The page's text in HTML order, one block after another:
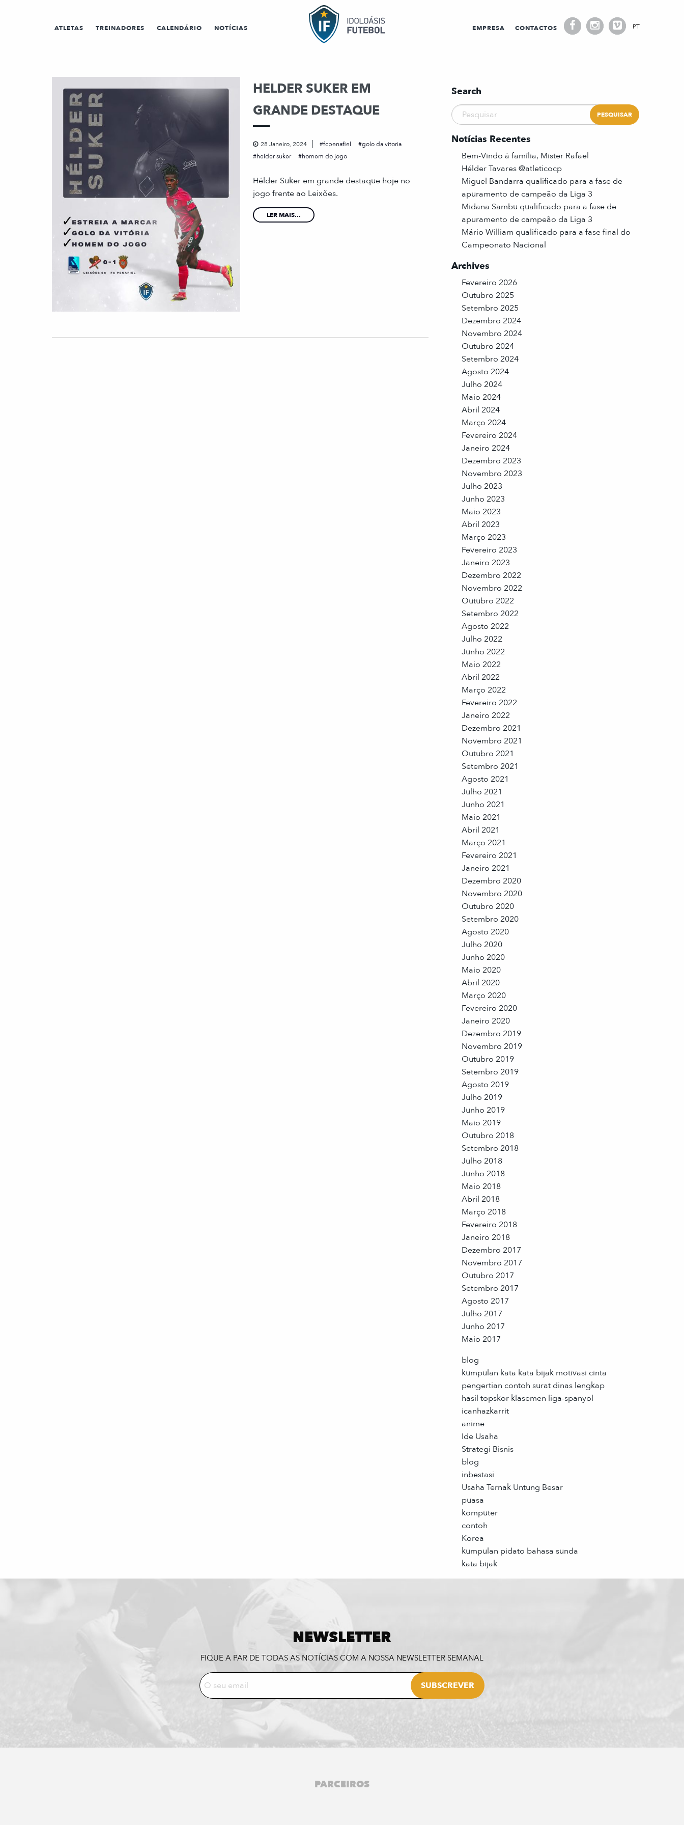
ATLETAS TREINADORES CALENDÁRIO NOTÍCIAS EMPRESA CONTACTOS PT
HELDER SUKER EM
GRANDE DESTAQUE
28 Janeiro, 2024 fcpenafiel
golo da vitoria
helder suker
homem do jogo
Hélder Suker em grande destaque hoje no
jogo frente ao Leixões.
LER MAIS...
Search
Notícias Recentes
Bem-Vindo à família, Mister Rafael
Hélder Tavares @atleticocp
Miguel Bandarra qualificado para a fase de
apuramento de campeão da Liga 3
Midana Sambu qualificado para a fase de
apuramento de campeão da Liga 3
Mário William qualificado para a fase final do
Campeonato Nacional
Archives
Fevereiro 2026
Outubro 2025
Setembro 2025
Dezembro 2024
Novembro 2024
Outubro 2024
Setembro 2024
Agosto 2024
Julho 2024
Maio 2024
Abril 2024
Março 2024
Fevereiro 2024
Janeiro 2024
Dezembro 2023
Novembro 2023
Julho 2023
Junho 2023
Maio 2023
Abril 2023
Março 2023
Fevereiro 2023
Janeiro 2023
Dezembro 2022
Novembro 2022
Outubro 2022
Setembro 2022
Agosto 2022
Julho 2022
Junho 2022
Maio 2022
Abril 2022
Março 2022
Fevereiro 2022
Janeiro 2022
Dezembro 2021
Novembro 2021
Outubro 2021
Setembro 2021
Agosto 2021
Julho 2021
Junho 2021
Maio 2021
Abril 2021
Março 2021
Fevereiro 2021
Janeiro 2021
Dezembro 2020
Novembro 2020
Outubro 2020
Setembro 2020
Agosto 2020
Julho 2020
Junho 2020
Maio 2020
Abril 2020
Março 2020
Fevereiro 2020
Janeiro 2020
Dezembro 2019
Novembro 2019
Outubro 2019
Setembro 2019
Agosto 2019
Julho 2019
Junho 2019
Maio 2019
Outubro 2018
Setembro 2018
Julho 2018
Junho 2018
Maio 2018
Abril 2018
Março 2018
Fevereiro 2018
Janeiro 2018
Dezembro 2017
Novembro 2017
Outubro 2017
Setembro 2017
Agosto 2017
Julho 2017
Junho 2017
Maio 2017
blog
kumpulan kata kata bijak motivasi cinta
pengertian contoh surat dinas lengkap
hasil topskor klasemen liga-spanyol
icanhazkarrit
anime
Ide Usaha
Strategi Bisnis
blog
inbestasi
Usaha Ternak Untung Besar
puasa
komputer
contoh
Korea
kumpulan pidato bahasa sunda
kata bijak
NEWSLETTER
FIQUE A PAR DE TODAS AS NOTÍCIAS COM A NOSSA NEWSLETTER SEMANAL
PARCEIROS